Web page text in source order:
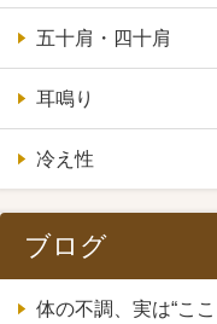
五十肩・四十肩
耳鳴り
冷え性
ブログ
体の不調、実は“こ